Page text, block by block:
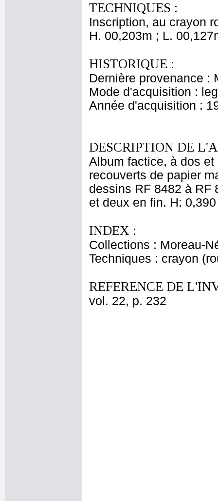
TECHNIQUES :
Inscription, au crayon
H. 00,203m ; L.
HISTORIQUE :
Dernière provenance :
Mode d'acquisition :
Année d'acquisition :
DESCRIPTION DE
Album factice, à dos
recouverts de papier
dessins RF 8482 à RF
et deux en fin. H:
INDEX :
Collections : Moreau-
Techniques : crayon
REFERENCE DE
vol. 22, p. 232